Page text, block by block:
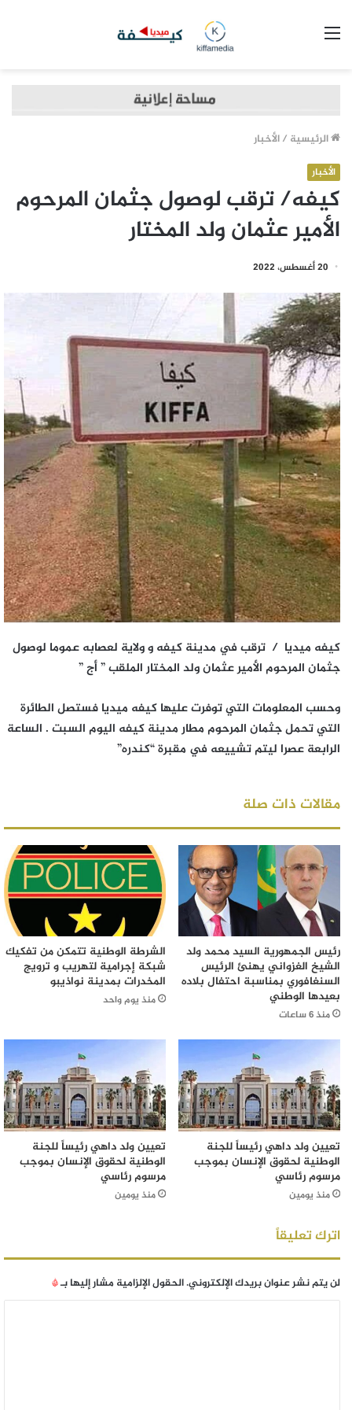
الرئيسية /الأخبار
الأخبار
كيفه/ ترقب لوصول جثمان المرحوم
الأمير عثمان ولد المختار
20 أغسطس، 2022
كيفه ميديا / ترقب في مدينة كيفه و ولاية لعصابه عموما لوصول
جثمان المرحوم الأمير عثمان ولد المختار الملقب ” أج ”
وحسب المعلومات التي توفرت عليها كيفه ميديا فستصل الطائرة
التي تحمل جثمان المرحوم مطار مدينة كيفه اليوم السبت . الساعة
الرابعة عصرا ليتم تشييعه في مقبرة “كندره”
مقالات ذات صلة
رئيس الجمهورية السيد محمد ولد
الشيخ الغزواني يهنئ الرئيس
السنغافوري بمناسبة احتفال بلاده
بعيدها الوطني
منذ 6 ساعات
الشرطة الوطنية تتمكن من تفكيك
شبكة إجرامية لتهريب و ترويج
المخدرات بمدينة نواذيبو
منذ يوم واحد
تعيين ولد داهي رئيساً للجنة
الوطنية لحقوق الإنسان بموجب
مرسوم رئاسي
منذ يومين
تعيين ولد داهي رئيساً للجنة
الوطنية لحقوق الإنسان بموجب
مرسوم رئاسي
منذ يومين
اترك تعليقاً
لن يتم نشر عنوان بريدك الإلكتروني.الحقول الإلزامية مشار إليها بـ*